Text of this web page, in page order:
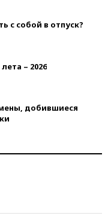
с собой в отпуск?
– 2026
добившиеся